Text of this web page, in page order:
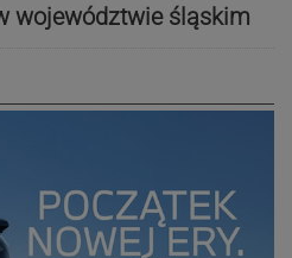
województwie śląskim